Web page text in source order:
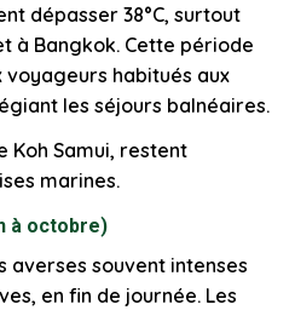
dépasser 38°C, surtout
à Bangkok. Cette période
habitués aux
les séjours balnéaires.
Koh Samui, restent
marines.
à octobre)
averses souvent intenses
en fin de journée. Les